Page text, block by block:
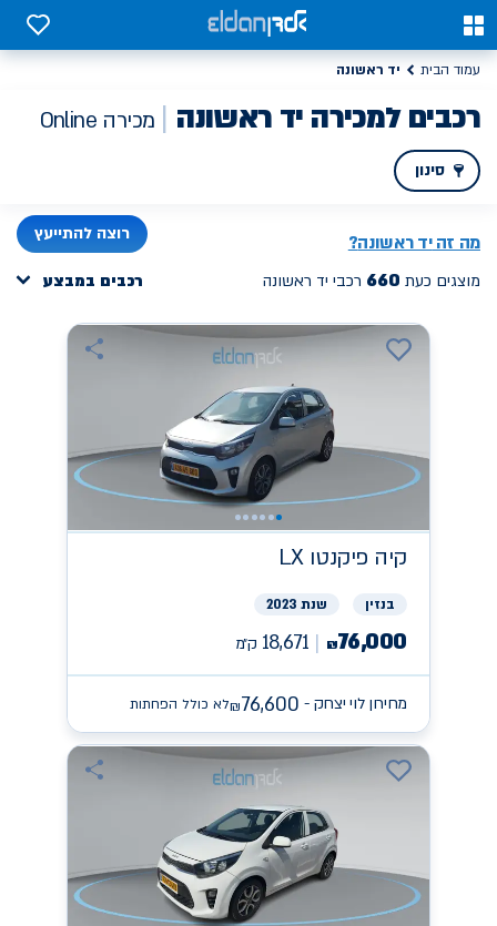
0
0
עמוד הבית יד ראשונה
רכבים למכירה יד ראשונה מכירה Online
סינון
מה זהיד ראשונה? רוצה להתייעץ
מוצגים כעת רכבי יד ראשונה רכבים במבצע
קיה פיקנטו LX
בנזין שנת 2023
₪76,000
18,671 ק״מ
מחירון לוי יצחק - ₪76,600 לא כולל הפחתות
רכבים למכירה יד ראשונה | אלדן מכירת רכב ONLINE